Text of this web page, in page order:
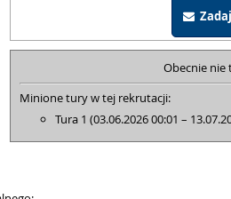
Obecnie nie
Minione tury w tej rekrutacji:
Tura 1 (03.06.2026 00:01 –